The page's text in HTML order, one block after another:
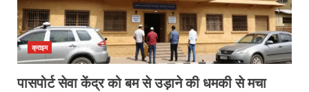
क्राइम
पासपोर्ट सेवा केंद्र को बम से उड़ाने की धमकी से मचा